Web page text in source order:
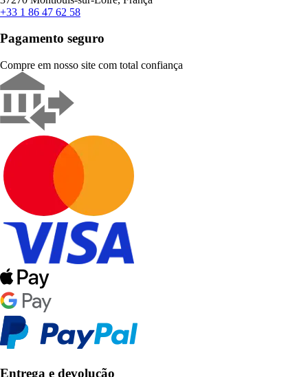
+33 1 86 47 62 58
Pagamento seguro
Compre em nosso site com total confiança
Entrega e devolução